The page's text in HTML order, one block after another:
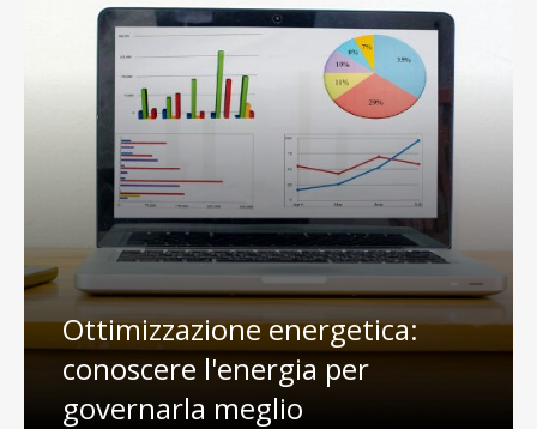
Ottimizzazione energetica:
conoscere l'energia per
governarla meglio